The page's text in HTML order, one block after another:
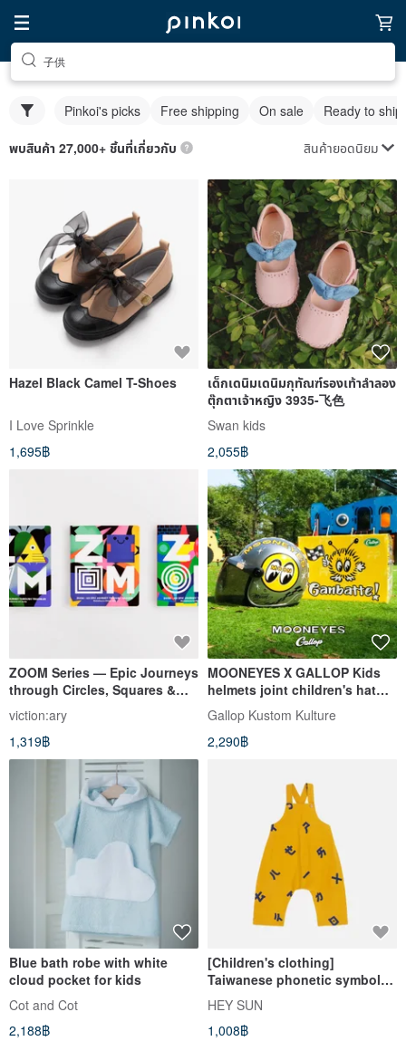
子供
Pinkoi's picks Free shipping On sale Ready to ship
พบสินค้า 27,000+ ชิ้นที่เกี่ยวกับ สินค้ายอดนิยม
Hazel Black Camel T-Shoes
I Love Sprinkle
1,695฿
เด็กเดนิมเดนิมกุทัณฑ์รองเท้าลำลอง
ตุ๊กตาเจ้าหญิง 3935-飞色
Swan kids
2,055฿
ZOOM Series — Epic Journeys
through Circles, Squares &
viction:ary
1,319฿
MOONEYES X GALLOP Kids
helmets joint children's hat
(Silver order
Gallop Kustom Kulture
2,290฿
Blue bath robe with white
cloud pocket for kids
Cot and Cot
2,188฿
[Children's clothing]
Taiwanese phonetic symbols
printed suspenders-mustard
yellow
HEY SUN
1,008฿